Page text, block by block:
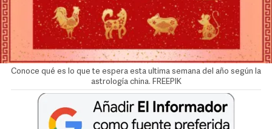
Conoce qué es lo que te espera esta ultima semana del año según la
astrología china. FREEPIK